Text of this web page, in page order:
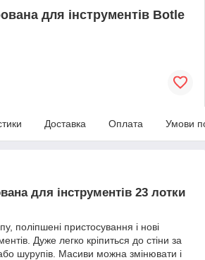
для інструментів Botle
Доставка Оплата Умови
для інструментів 23 лотки
поліпшені пристосування і нові
Дуже легко кріпиться до стіни за
шурупів. Масиви можна змінювати і